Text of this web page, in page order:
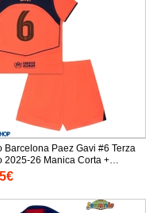
Barcelona Paez Gavi #6 Terza
2025-26 Manica Corta +